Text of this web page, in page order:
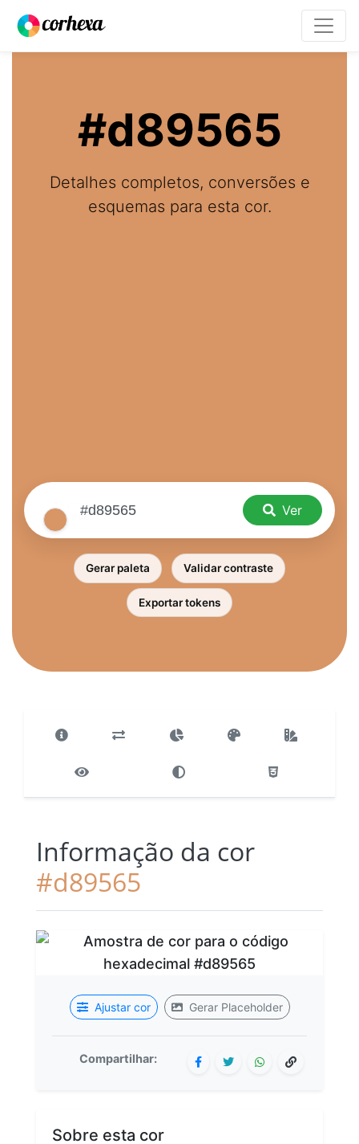
#d89565
Detalhes completos, conversões e
esquemas para esta cor.
Ver
Gerar paleta Validar contraste
Exportar tokens
Informação da cor
#d89565
Ajustar cor Gerar Placeholder
Compartilhar:
Sobre esta cor